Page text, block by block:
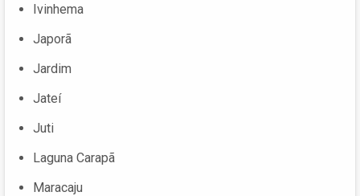
Ivinhema
Japorã
Jardim
Jateí
Juti
Laguna Carapã
Maracaju